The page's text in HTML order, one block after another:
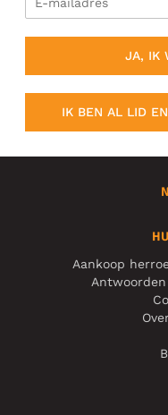
JA, IK
IK BEN AL LID
Aankoop